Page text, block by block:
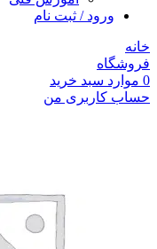
ورود / ثبت نام
خانه
فروشگاه
0 موارد سبد خرید
حساب کاربری من